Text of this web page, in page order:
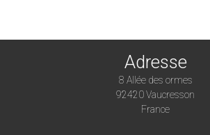
Adresse
8 Allée des ormes
92420 Vaucresson
France